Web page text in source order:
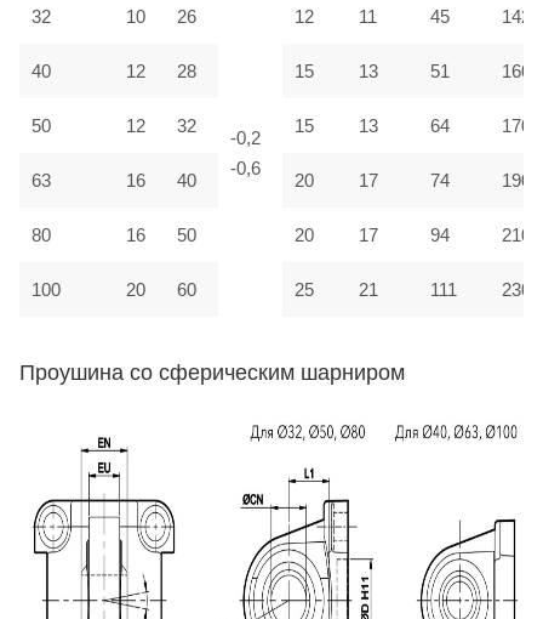
32 10 26
-0,2
-0,6
12 11 45 142
40 12 28 15 13 51 160
50 12 32 15 13 64 170
63 16 40 20 17 74 190
80 16 50 20 17 94 210
100 20 60 25 21 111 230
Проушина со сферическим шарниром